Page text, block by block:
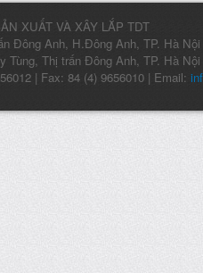
XUẤT VÀ XÂY LẮP TDT
Đông Anh, H.Đông Anh, TP. Hà Nội
Thị trấn Đông Anh, TP. Hà Nội
| Fax: 84 (4) 9656010 | Email: